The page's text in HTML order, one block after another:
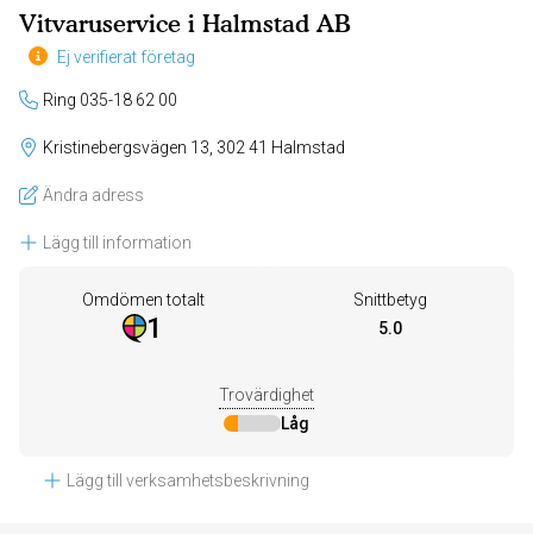
Vitvaruservice i Halmstad AB
Ej verifierat företag
Ring 035-18 62 00
Kristinebergsvägen 13, 302 41 Halmstad
Ändra adress
Lägg till information
Omdömen totalt
1
Snittbetyg
5.0
Trovärdighet
Låg
Lägg till verksamhetsbeskrivning